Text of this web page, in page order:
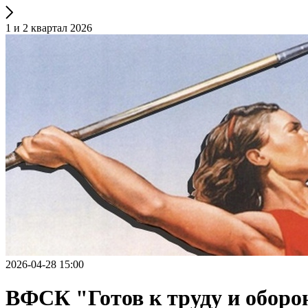
1 и 2 квартал 2026
2026-04-28 15:00
ВФСК "Готов к труду и